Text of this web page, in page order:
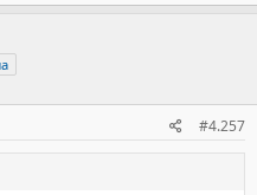
#4.257